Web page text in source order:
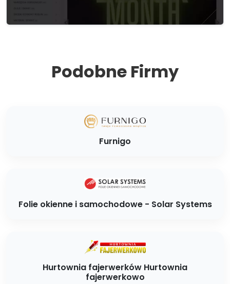
Podobne Firmy
Furnigo
Folie okienne i samochodowe - Solar Systems
Hurtownia fajerwerków Hurtownia
fajerwerkowo